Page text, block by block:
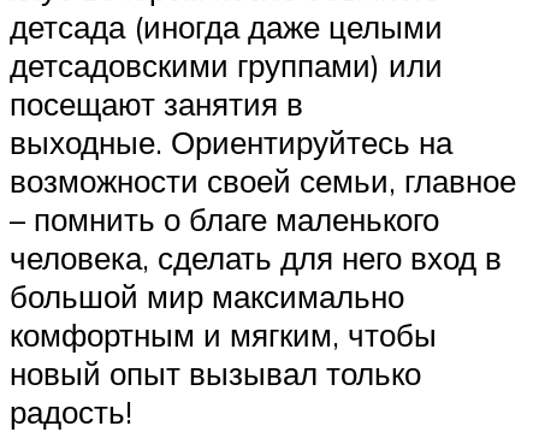
детсада (иногда даже целыми
детсадовскими группами) или
посещают занятия в
выходные. Ориентируйтесь на
возможности своей семьи, главное
– помнить о благе маленького
человека, сделать для него вход в
большой мир максимально
комфортным и мягким, чтобы
новый опыт вызывал только
радость!